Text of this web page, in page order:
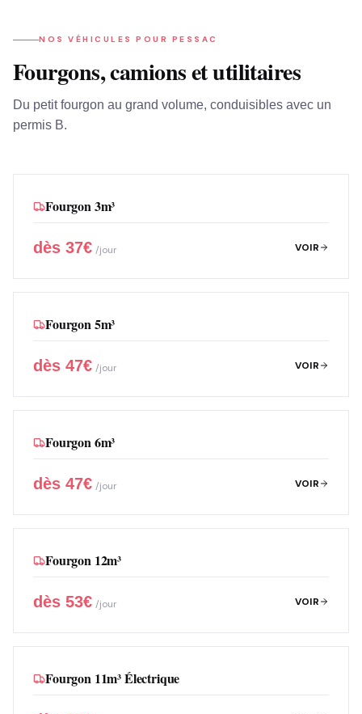
NOS VÉHICULES POUR PESSAC
Fourgons, camions et utilitaires
Du petit fourgon au grand volume, conduisibles avec un
permis B.
Fourgon 3m³
dès 37€ /jour VOIR
Fourgon 5m³
dès 47€ /jour VOIR
Fourgon 6m³
dès 47€ /jour VOIR
Fourgon 12m³
dès 53€ /jour VOIR
Fourgon 11m³ Électrique